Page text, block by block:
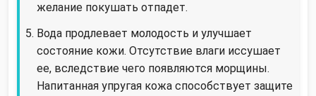
желание покушать отпадет.
Вода продлевает молодость и улучшает
состояние кожи. Отсутствие влаги иссушает
ее, вследствие чего появляются морщины.
Напитанная упругая кожа способствует защите